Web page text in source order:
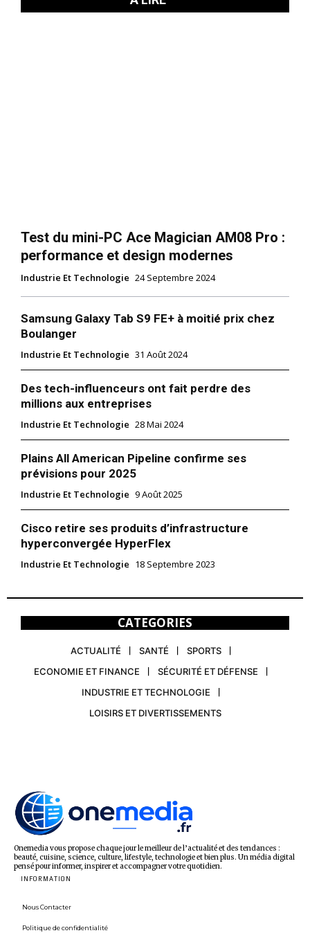
Test du mini-PC Ace Magician AM08 Pro :
performance et design modernes
Industrie Et Technologie 24 Septembre 2024
Samsung Galaxy Tab S9 FE+ à moitié prix chez
Boulanger
Industrie Et Technologie 31 Août 2024
Des tech-influenceurs ont fait perdre des
millions aux entreprises
Industrie Et Technologie 28 Mai 2024
Plains All American Pipeline confirme ses
prévisions pour 2025
Industrie Et Technologie 9 Août 2025
Cisco retire ses produits d’infrastructure
hyperconvergée HyperFlex
Industrie Et Technologie 18 Septembre 2023
CATEGORIES
ACTUALITÉ SANTÉ
SPORTS
ECONOMIE ET FINANCE
SÉCURITÉ ET DÉFENSE
INDUSTRIE ET TECHNOLOGIE
LOISIRS ET DIVERTISSEMENTS
Onemedia vous propose chaque jour le meilleur de l’actualité et des tendances :
beauté, cuisine, science, culture, lifestyle, technologie et bien plus. Un média digital
pensé pour informer, inspirer et accompagner votre quotidien.
INFORMATION
Nous Contacter
Politique de confidentialité